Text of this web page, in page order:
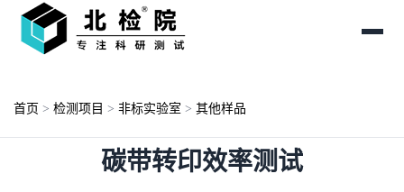
首页 > 检测项目 > 非标实验室 > 其他样品
碳带转印效率测试